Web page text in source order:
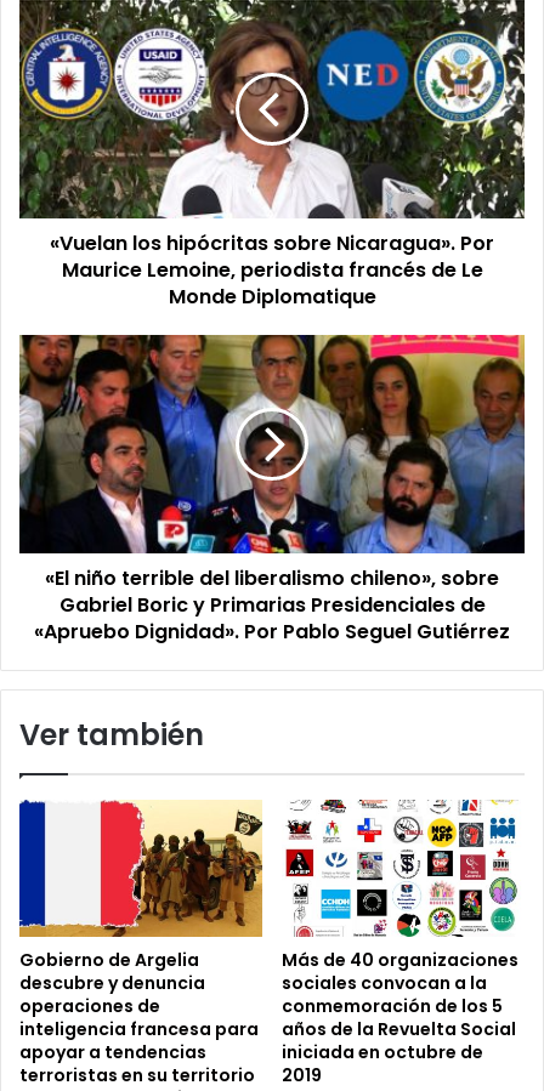
«Vuelan
los
hipócritas
sobre
Nicaragua».
Por
Maurice
Lemoine,
periodista
francés
Diplomatique
«Vuelan los hipócritas sobre Nicaragua». Por
Maurice Lemoine, periodista francés de Le
Monde Diplomatique
«El
niño
terrible
del
liberalismo
chileno»,
sobre
Boric
Primarias
Presidenciales
«Apruebo
Por
Seguel
Gutiérrez
«El niño terrible del liberalismo chileno», sobre
Gabriel Boric y Primarias Presidenciales de
«Apruebo Dignidad». Por Pablo Seguel Gutiérrez
Ver también
Gobierno de Argelia
descubre y denuncia
operaciones de
inteligencia francesa para
apoyar a tendencias
terroristas en su territorio
Más de 40 organizaciones
sociales convocan a la
conmemoración de los 5
años de la Revuelta Social
iniciada en octubre de
2019